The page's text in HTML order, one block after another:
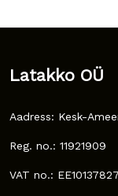
Latakko OÜ
Aadress: Kesk-
Reg. no.: 11921909
VAT no.: